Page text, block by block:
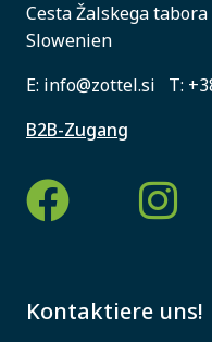
Cesta Žalskega
Slowenien
E: info@zottel.si T:
B2B-Zugang
Kontaktiere uns!